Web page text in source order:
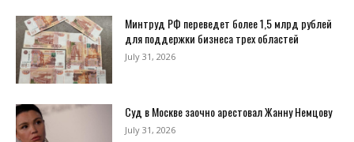
Минтруд РФ переведет более 1,5 млрд рублей
для поддержки бизнеса трех областей
July 31, 2026
Суд в Москве заочно арестовал Жанну Немцову
July 31, 2026